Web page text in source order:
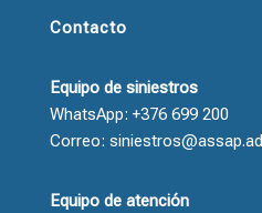
Contacto
Equipo de siniestros
WhatsApp: +376 699 200
Correo: siniestros@assap.ad
Equipo de atención